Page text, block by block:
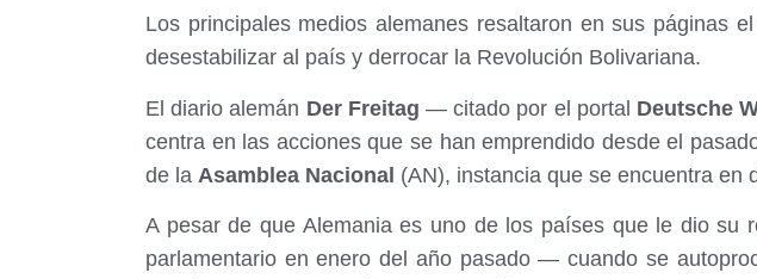
Los principales medios alemanes resaltaron en sus páginas
desestabilizar al país y derrocar la Revolución Bolivariana.
El diario alemán Der Freitag — citado por el portal Deutsche
centra en las acciones que se han emprendido desde el
de la Asamblea Nacional (AN), instancia que se encuentra en
A pesar de que Alemania es uno de los países que le dio su
parlamentario en enero del año pasado — cuando se